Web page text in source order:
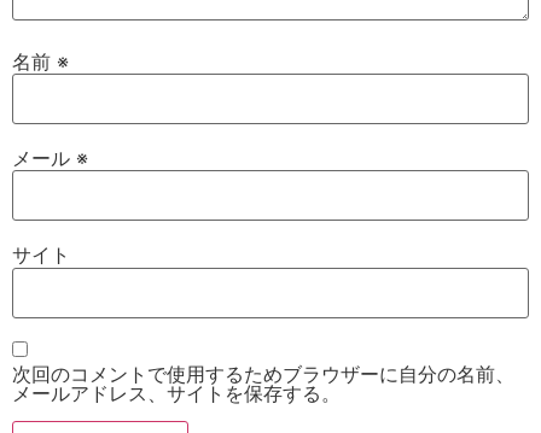
名前 ※
メール ※
サイト
次回のコメントで使用するためブラウザーに自分の名前、
メールアドレス、サイトを保存する。